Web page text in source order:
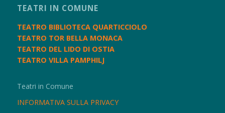
TEATRI IN COMUNE
TEATRO BIBLIOTECA QUARTICCIOLO
TEATRO TOR BELLA MONACA
TEATRO DEL LIDO DI OSTIA
TEATRO VILLA PAMPHILJ
Teatri in Comune
INFORMATIVA SULLA PRIVACY